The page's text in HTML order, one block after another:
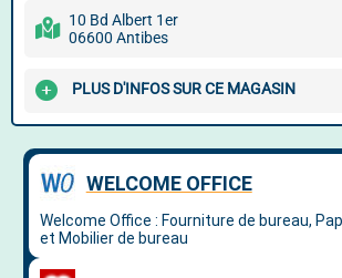
10 Bd Albert 1er
06600 Antibes
PLUS D'INFOS SUR CE MAGASIN